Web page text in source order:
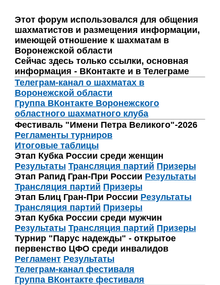
Этот форум использовался для общения
шахматистов и размещения информации,
имеющей отношение к шахматам в
Воронежской области
Сейчас здесь только ссылки, основная
информация - ВКонтакте и в Телеграме
Телеграм-канал о шахматах в
Воронежской области
Группа ВКонтакте Воронежского
областного шахматного клуба
Фестиваль "Имени Петра Великого"-2026
Регламенты турниров
Итоговые таблицы
Этап Кубка России среди женщин
Результаты Трансляция партий Призеры
Этап Рапид Гран-При России Результаты
Трансляция партий Призеры
Этап Блиц Гран-При России Результаты
Трансляция партий Призеры
Этап Кубка России среди мужчин
Результаты Трансляция партий Призеры
Турнир "Парус надежды" - открытое
первенство ЦФО среди инвалидов
Регламент Результаты
Телеграм-канал фестиваля
Группа ВКонтакте фестиваля